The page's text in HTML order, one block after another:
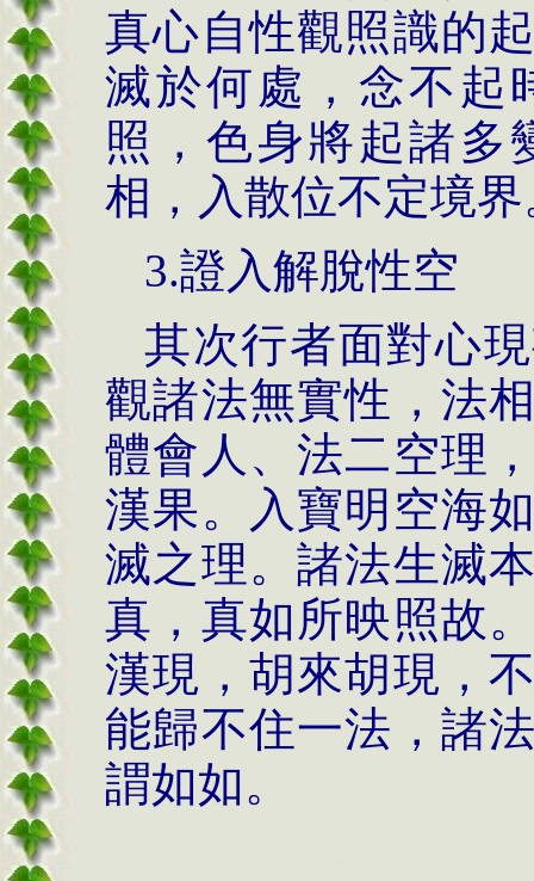
真心自性觀照識的
滅於何處，念不起
照，色身將起諸多
相，入散位不定境界
3.證入解脫性空
其次行者面對心
觀諸法無實性，法
體會人、法二空理
漢果。入寶明空海
滅之理。諸法生滅
真，真如所映照故
漢現，胡來胡現，
能歸不住一法，諸
謂如如。